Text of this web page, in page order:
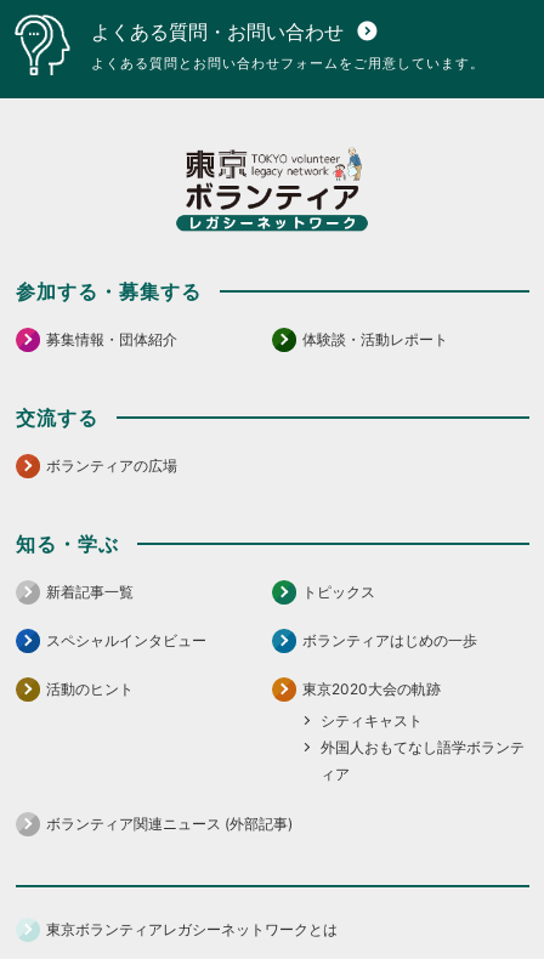
よくある質問・お問い合わせ expand_circle_down
よくある質問とお問い合わせフォームをご用意しています。
参加する・募集する
募集情報・団体紹介 体験談・活動レポート
交流する
ボランティアの広場
知る・学ぶ
新着記事一覧 トピックス
スペシャルインタビュー ボランティアはじめの一歩
活動のヒント
東京2020大会の軌跡
シティキャスト
外国人おもてなし語学ボランテ
ィア
ボランティア関連ニュース (外部記事)
東京ボランティアレガシーネットワークとは